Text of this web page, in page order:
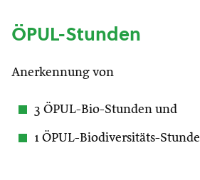
ÖPUL-Stunden
Anerkennung von
3 ÖPUL-Bio-Stunden und
1 ÖPUL-Biodiversitäts-Stunde